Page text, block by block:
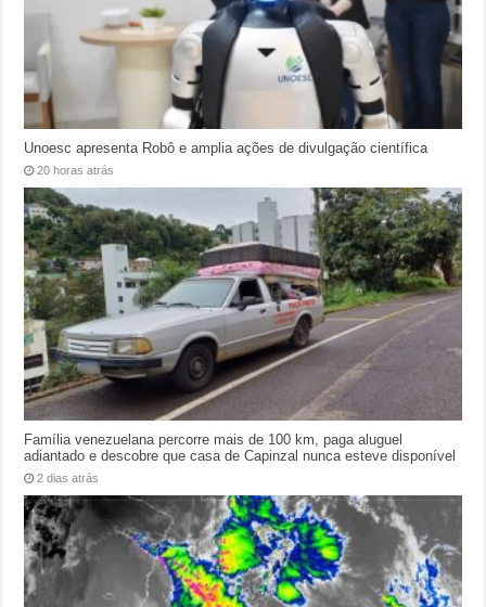
Unoesc apresenta Robô e amplia ações de divulgação científica
20 horas atrás
Família venezuelana percorre mais de 100 km, paga aluguel
adiantado e descobre que casa de Capinzal nunca esteve disponível
2 dias atrás